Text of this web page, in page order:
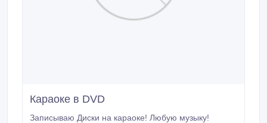
Караоке в DVD
Записываю Диски на караоке! Любую музыку!